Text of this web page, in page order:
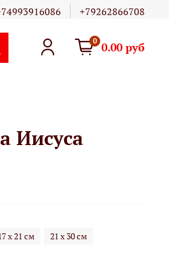
+79262866708
0 0.00 руб
Иисуса
х 21 см
21 х 30 см